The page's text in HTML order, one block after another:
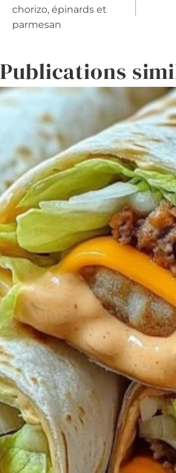
de
chorizo, épinards et
parmesan
Publications